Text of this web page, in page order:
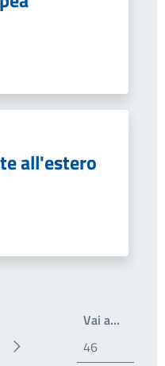
all'estero
Prossima pagina
Vai a…Write